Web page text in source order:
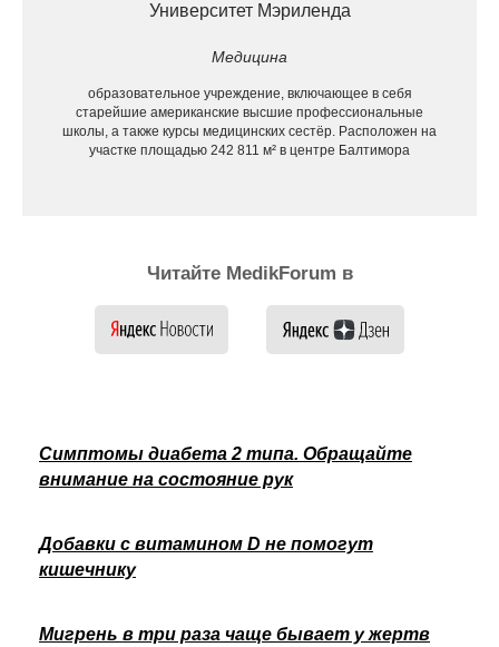
Университет Мэриленда
Медицина
образовательное учреждение, включающее в себя
старейшие американские высшие профессиональные
школы, а также курсы медицинских сестёр. Расположен на
участке площадью 242 811 м² в центре Балтимора
Читайте MedikForum в
Симптомы диабета 2 типа. Обращайте
внимание на состояние рук
Добавки с витамином D не помогут
кишечнику
Мигрень в три раза чаще бывает у жертв